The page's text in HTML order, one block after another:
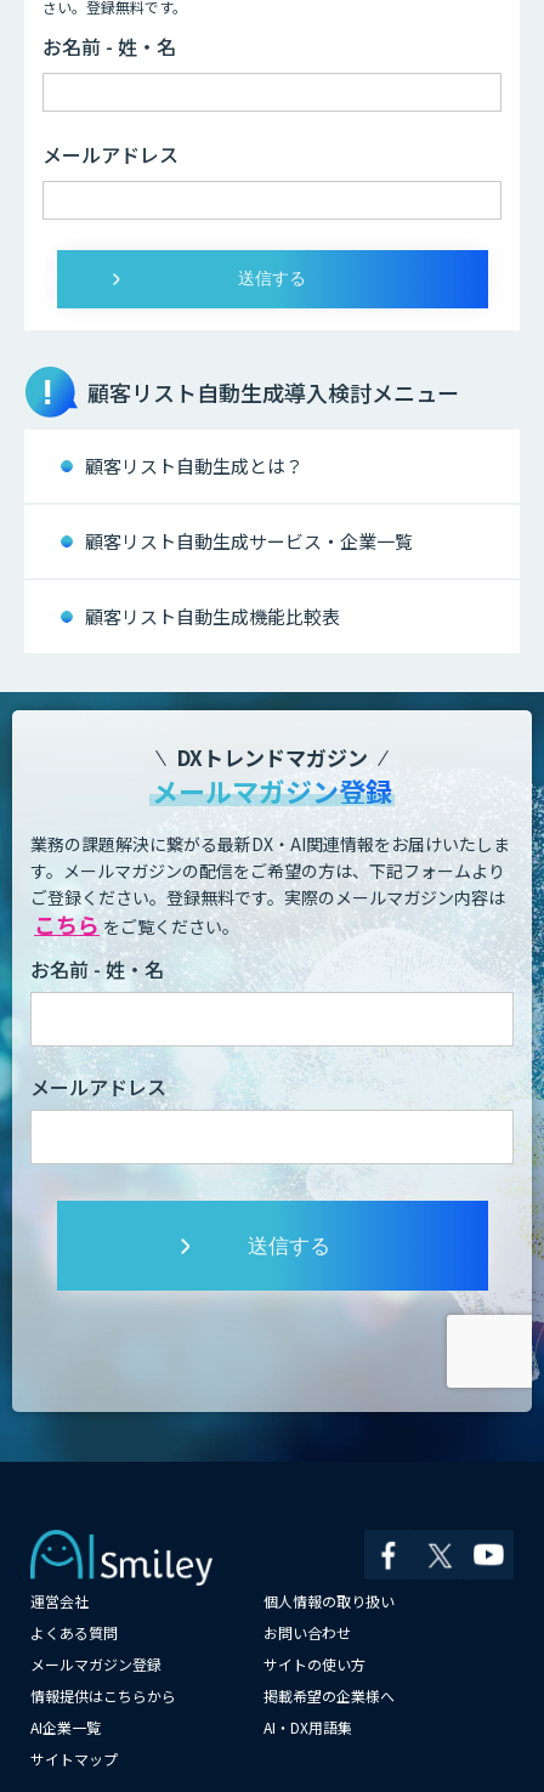
さい。登録無料です。
お名前 - 姓・名
メールアドレス
顧客リスト自動生成導入検討メニュー
顧客リスト自動生成とは？
顧客リスト自動生成サービス・企業一覧
顧客リスト自動生成機能比較表
DXトレンドマガジン
メールマガジン登録
業務の課題解決に繋がる最新DX・AI関連情報をお届けいたしま
す。 メールマガジンの配信をご希望の方は、下記フォームより
ご登録ください。登録無料です。 実際のメールマガジン内容は
こちら をご覧ください。
お名前 - 姓・名
メールアドレス
送信する
運営会社
個人情報の取り扱い
よくある質問
お問い合わせ
メールマガジン登録
サイトの使い方
情報提供はこちらから
掲載希望の企業様へ
AI企業一覧
AI・DX用語集
サイトマップ